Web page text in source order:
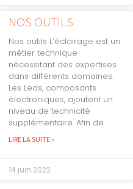
NOS OUTILS
Nos outils L’éclairage est un
métier technique
nécessitant des expertises
dans différents domaines.
Les Leds, composants
électroniques, ajoutent un
niveau de technicité
supplémentaire. Afin de
LIRE LA SUITE »
14 juin 2022